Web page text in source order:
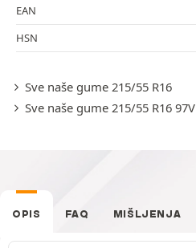
EAN
HSN
Sve naše gume 215/55 R16
Sve naše gume 215/55 R16 97V
OPIS FAQ MIŠLJENJA